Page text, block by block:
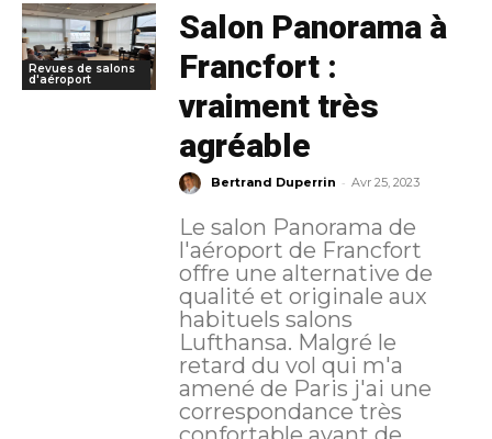
Revues de salons
d'aéroport
Salon Panorama à
Francfort :
vraiment très
agréable
Bertrand Duperrin - Avr 25, 2023
Le salon Panorama de
l'aéroport de Francfort
offre une alternative de
qualité et originale aux
habituels salons
Lufthansa. Malgré le
retard du vol qui m'a
amené de Paris j'ai une
correspondance très